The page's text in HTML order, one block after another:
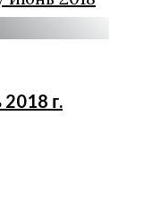
г.